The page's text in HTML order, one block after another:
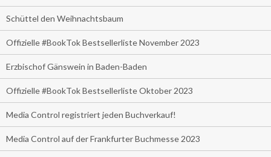
Schüttel den Weihnachtsbaum
Offizielle #BookTok Bestsellerliste November 2023
Erzbischof Gänswein in Baden-Baden
Offizielle #BookTok Bestsellerliste Oktober 2023
Media Control registriert jeden Buchverkauf!
Media Control auf der Frankfurter Buchmesse 2023